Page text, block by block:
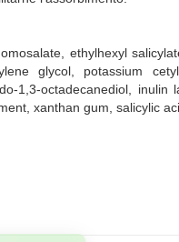
ethylhexyl
glycol, potassium
1,3-octadecanediol,
xanthan gum, salicylic